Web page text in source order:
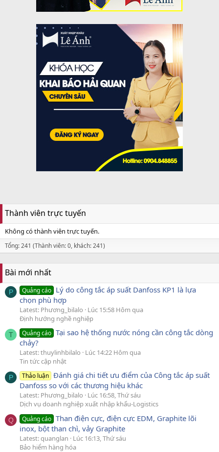
Thành viên trực tuyến
Không có thành viên trực tuyến.
Tổng: 241 (Thành viên: 0, khách: 241)
Bài mới nhất
P Quảng cáo Lý do công tắc áp suất Danfoss KP1 là lựa
chọn phù hợp
Latest: Phương_bilalo
Lúc 15:58 Hôm qua
Định hướng nghề nghiệp
T Quảng cáo Tại sao hệ thống nước nóng cần công tắc dòng
chảy?
Latest: thuylinhbilalo
Lúc 14:22 Hôm qua
Tin tức cập nhật
P Thảo luận Đánh giá chi tiết ưu điểm của Công tắc áp suất
Danfoss so với các thương hiệu khác
Latest: Phương_bilalo
Lúc 16:58, Thứ sáu
Dịch vụ doanh nghiệp xuất nhập khẩu-Logistics
Q Quảng cáo Than điện cực, điện cực EDM, Graphite lõi
inox, bột than chì, vảy Graphite
Latest: quanglan
Lúc 16:13, Thứ sáu
Bảo hiểm hàng hóa